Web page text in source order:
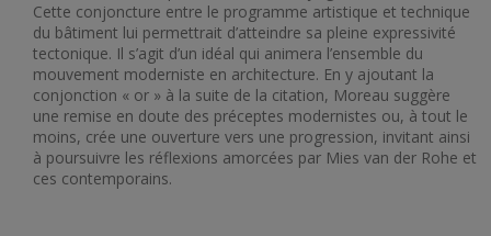
Cette conjoncture entre le programme artistique et technique
du bâtiment lui permettrait d’atteindre sa pleine expressivité
tectonique. Il s’agit d’un idéal qui animera l’ensemble du
mouvement moderniste en architecture. En y ajoutant la
conjonction « or » à la suite de la citation, Moreau suggère
une remise en doute des préceptes modernistes ou, à tout le
moins, crée une ouverture vers une progression, invitant ainsi
à poursuivre les réflexions amorcées par Mies van der Rohe et
ces contemporains.